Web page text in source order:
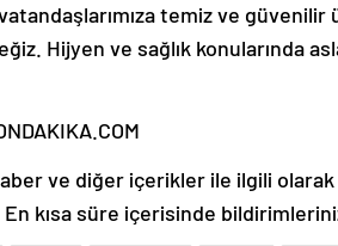
temiz ve
Hijyen ve sağlık konularında
ve diğer içerikler ile ilgili
kısa süre içerisinde